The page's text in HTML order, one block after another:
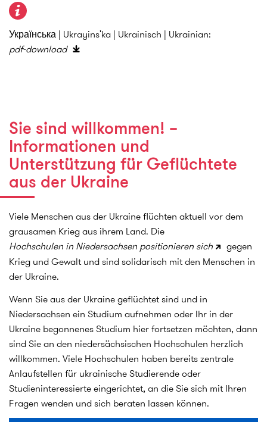
Українська | Ukrayinsʹka | Ukrainisch | Ukrainian:
pdf-download
Sie sind willkommen! –
Informationen und
Unterstützung für Geflüchtete
aus der Ukraine
Viele Menschen aus der Ukraine flüchten aktuell vor dem
grausamen Krieg aus ihrem Land. Die
Hochschulen in Niedersachsen positionieren sich
gegen
Krieg und Gewalt und sind solidarisch mit den Menschen in
der Ukraine.
Wenn Sie aus der Ukraine geflüchtet sind und in
Niedersachsen ein Studium aufnehmen oder Ihr in der
Ukraine begonnenes Studium hier fortsetzen möchten, dann
sind Sie an den niedersächsischen Hochschulen herzlich
willkommen. Viele Hochschulen haben bereits zentrale
Anlaufstellen für ukrainische Studierende oder
Studieninteressierte eingerichtet, an die Sie sich mit Ihren
Fragen wenden und sich beraten lassen können.